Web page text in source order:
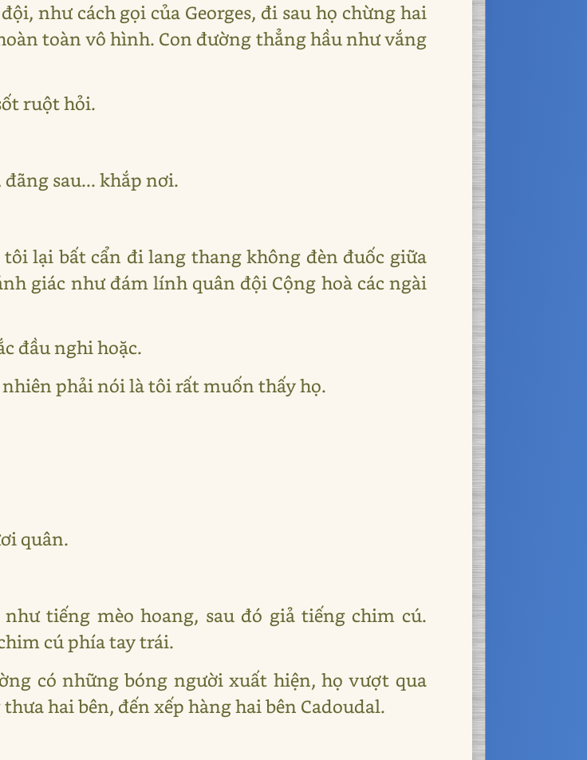
như cách gọi của Georges, đi sau họ chừng hai
toàn vô hình. Con đường thẳng hầu như vắng
ruột hỏi.
sau... khắp nơi.
lại bất cẩn đi lang thang không đèn đuốc giữa
giác như đám lính quân đội Cộng hoà các ngài
đầu nghi hoặc.
phải nói là tôi rất muốn thấy họ.
quân.
tiếng mèo hoang, sau đó giả tiếng chim cú.
cú phía tay trái.
có những bóng người xuất hiện, họ vượt qua
hai bên, đến xếp hàng hai bên Cadoudal.